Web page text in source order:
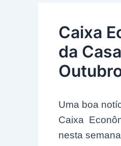
Caixa
da
Uma boa
Caixa
nesta